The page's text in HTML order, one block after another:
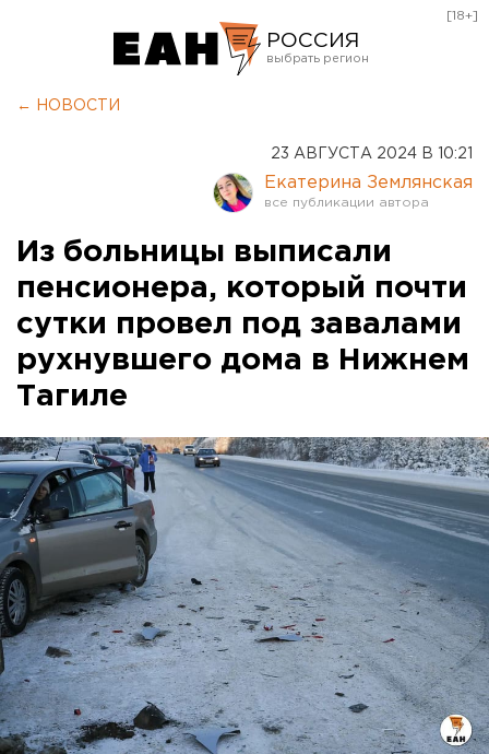
РОССИЯ
Оренбург
[18+]
← НОВОСТИ
23 АВГУСТА 2024 В 10:21
Екатерина Землянская
Из больницы выписали
пенсионера, который почти
сутки провел под завалами
рухнувшего дома в Нижнем
Тагиле